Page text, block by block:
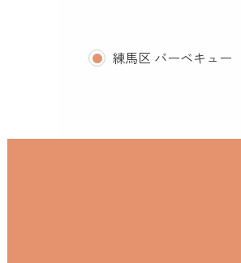
練馬区 バーベキュー